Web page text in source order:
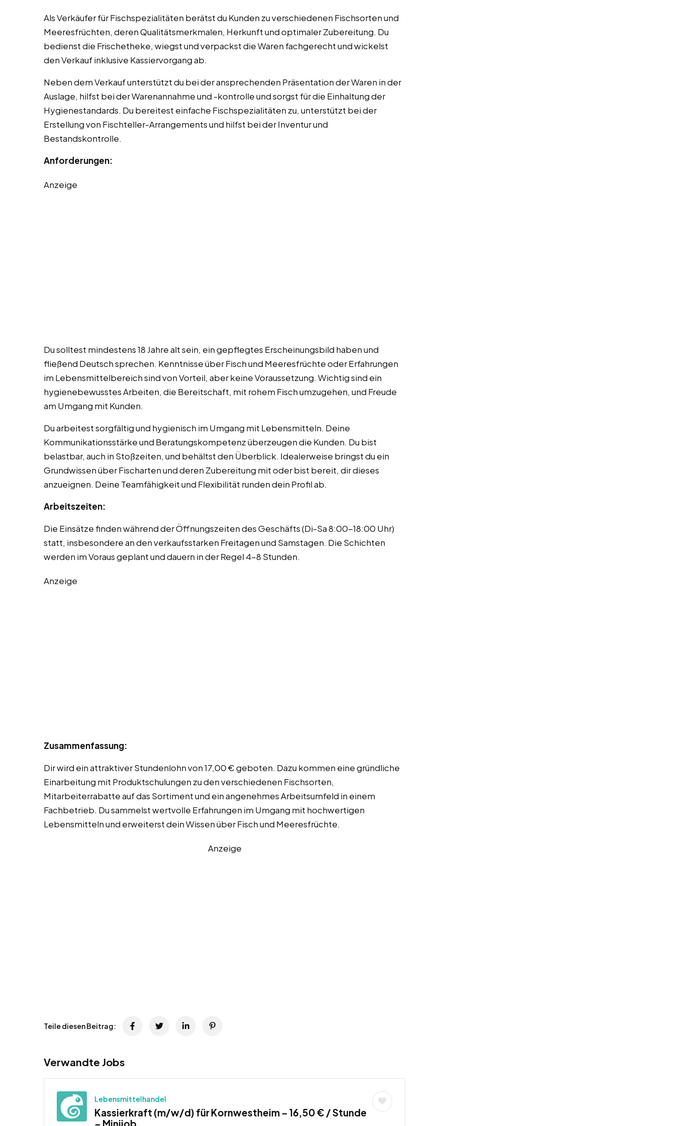
Als Verkäufer für Fischspezialitäten berätst du Kunden zu verschiedenen Fischsorten und
Meeresfrüchten, deren Qualitätsmerkmalen, Herkunft und optimaler Zubereitung. Du
bedienst die Frischetheke, wiegst und verpackst die Waren fachgerecht und wickelst
den Verkauf inklusive Kassiervorgang ab.
Neben dem Verkauf unterstützt du bei der ansprechenden Präsentation der Waren in der
Auslage, hilfst bei der Warenannahme und -kontrolle und sorgst für die Einhaltung der
Hygienestandards. Du bereitest einfache Fischspezialitäten zu, unterstützt bei der
Erstellung von Fischteller-Arrangements und hilfst bei der Inventur und
Bestandskontrolle.
Anforderungen:
Anzeige
Du solltest mindestens 18 Jahre alt sein, ein gepflegtes Erscheinungsbild haben und
fließend Deutsch sprechen. Kenntnisse über Fisch und Meeresfrüchte oder Erfahrungen
im Lebensmittelbereich sind von Vorteil, aber keine Voraussetzung. Wichtig sind ein
hygienebewusstes Arbeiten, die Bereitschaft, mit rohem Fisch umzugehen, und Freude
am Umgang mit Kunden.
Du arbeitest sorgfältig und hygienisch im Umgang mit Lebensmitteln. Deine
Kommunikationsstärke und Beratungskompetenz überzeugen die Kunden. Du bist
belastbar, auch in Stoßzeiten, und behältst den Überblick. Idealerweise bringst du ein
Grundwissen über Fischarten und deren Zubereitung mit oder bist bereit, dir dieses
anzueignen. Deine Teamfähigkeit und Flexibilität runden dein Profil ab.
Arbeitszeiten:
Die Einsätze finden während der Öffnungszeiten des Geschäfts (Di-Sa 8:00-18:00 Uhr)
statt, insbesondere an den verkaufsstarken Freitagen und Samstagen. Die Schichten
werden im Voraus geplant und dauern in der Regel 4-8 Stunden.
Anzeige
Zusammenfassung:
Dir wird ein attraktiver Stundenlohn von 17,00 € geboten. Dazu kommen eine gründliche
Einarbeitung mit Produktschulungen zu den verschiedenen Fischsorten,
Mitarbeiterrabatte auf das Sortiment und ein angenehmes Arbeitsumfeld in einem
Fachbetrieb. Du sammelst wertvolle Erfahrungen im Umgang mit hochwertigen
Lebensmitteln und erweiterst dein Wissen über Fisch und Meeresfrüchte.
Anzeige
Teile diesen Beitrag:
Verwandte Jobs
Lebensmittelhandel
Kassierkraft (m/w/d) für Kornwestheim – 16,50 € / Stunde